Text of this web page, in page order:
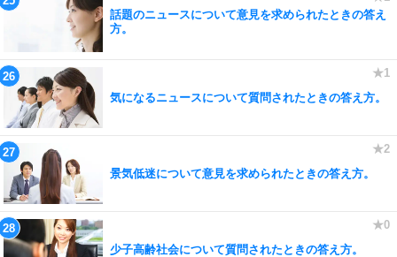
話題のニュースについて意見を求められたときの答え
方。
気になるニュースについて質問されたときの答え方。
景気低迷について意見を求められたときの答え方。
少子高齢社会について質問されたときの答え方。